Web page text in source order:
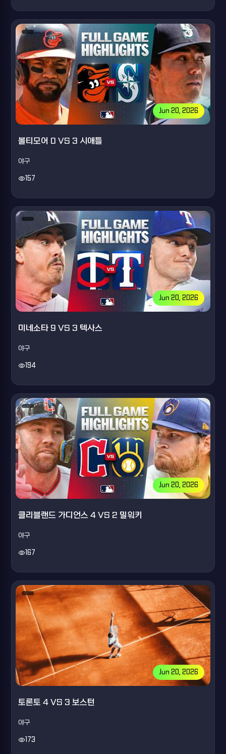
Jun 20, 2026
볼티모어 0 VS 3 시애틀
야구
visibility 157
Jun 20, 2026
미네소타 9 VS 3 텍사스
야구
visibility 194
Jun 20, 2026
클리블랜드 가디언스 4 VS 2 밀워키
야구
visibility 167
Jun 20, 2026
토론토 4 VS 3 보스턴
야구
visibility 173